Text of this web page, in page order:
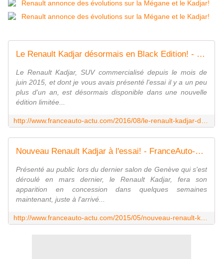
Le Renault Kadjar désormais en Black Edition! - FranceAuto-actu - actualité automobile régionale et internationale
Le Renault Kadjar, SUV commercialisé depuis le mois de
juin 2015, et dont je vous avais présenté l'essai il y a un peu
plus d'un an, est désormais disponible dans une nouvelle
édition limitée...
Nouveau Renault Kadjar à l'essai! - FranceAuto-actu - actualité automobile régionale et internationale
Présenté au public lors du dernier salon de Genève qui s'est
déroulé en mars dernier, le Renault Kadjar, fera son
apparition en concession dans quelques semaines
maintenant, juste à l'arrivé...